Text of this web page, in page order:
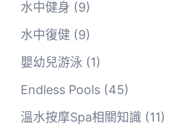
水中健身 (9)
水中復健 (9)
嬰幼兒游泳 (1)
Endless Pools (45)
溫水按摩Spa相關知識 (11)